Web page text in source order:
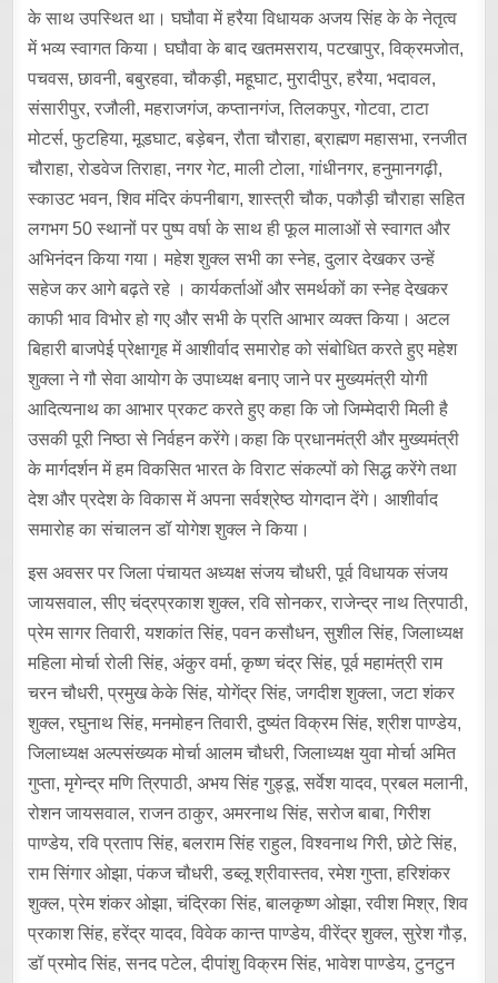
के साथ उपस्थित था। घघौवा में हरैया विधायक अजय सिंह के के नेतृत्व
में भव्य स्वागत किया। घघौवा के बाद खतमसराय, पटखापुर, विक्रमजोत,
पचवस, छावनी, बबुरहवा, चौकड़ी, महूघाट, मुरादीपुर, हरैया, भदावल,
संसारीपुर, रजौली, महराजगंज, कप्तानगंज, तिलकपुर, गोटवा, टाटा
मोटर्स, फुटहिया, मूडघाट, बड़ेबन, रौता चौराहा, ब्राह्मण महासभा, रनजीत
चौराहा, रोडवेज तिराहा, नगर गेट, माली टोला, गांधीनगर, हनुमानगढ़ी,
स्काउट भवन, शिव मंदिर कंपनीबाग, शास्त्री चौक, पकौड़ी चौराहा सहित
लगभग 50 स्थानों पर पुष्प वर्षा के साथ ही फूल मालाओं से स्वागत और
अभिनंदन किया गया। महेश शुक्ल सभी का स्नेह, दुलार देखकर उन्हें
सहेज कर आगे बढ़ते रहे । कार्यकर्ताओं और समर्थकों का स्नेह देखकर
काफी भाव विभोर हो गए और सभी के प्रति आभार व्यक्त किया। अटल
बिहारी बाजपेई प्रेक्षागृह में आशीर्वाद समारोह को संबोधित करते हुए महेश
शुक्ला ने गौ सेवा आयोग के उपाध्यक्ष बनाए जाने पर मुख्यमंत्री योगी
आदित्यनाथ का आभार प्रकट करते हुए कहा कि जो जिम्मेदारी मिली है
उसकी पूरी निष्ठा से निर्वहन करेंगे।कहा कि प्रधानमंत्री और मुख्यमंत्री
के मार्गदर्शन में हम विकसित भारत के विराट संकल्पों को सिद्ध करेंगे तथा
देश और प्रदेश के विकास में अपना सर्वश्रेष्ठ योगदान देंगे। आशीर्वाद
समारोह का संचालन डॉ योगेश शुक्ल ने किया।
इस अवसर पर जिला पंचायत अध्यक्ष संजय चौधरी, पूर्व विधायक संजय
जायसवाल, सीए चंद्रप्रकाश शुक्ल, रवि सोनकर, राजेन्द्र नाथ त्रिपाठी,
प्रेम सागर तिवारी, यशकांत सिंह, पवन कसौधन, सुशील सिंह, जिलाध्यक्ष
महिला मोर्चा रोली सिंह, अंकुर वर्मा, कृष्ण चंद्र सिंह, पूर्व महामंत्री राम
चरन चौधरी, प्रमुख केके सिंह, योगेंद्र सिंह, जगदीश शुक्ला, जटा शंकर
शुक्ल, रघुनाथ सिंह, मनमोहन तिवारी, दुष्यंत विक्रम सिंह, श्रीश पाण्डेय,
जिलाध्यक्ष अल्पसंख्यक मोर्चा आलम चौधरी, जिलाध्यक्ष युवा मोर्चा अमित
गुप्ता, मृगेन्द्र मणि त्रिपाठी, अभय सिंह गुड्डू, सर्वेश यादव, प्रबल मलानी,
रोशन जायसवाल, राजन ठाकुर, अमरनाथ सिंह, सरोज बाबा, गिरीश
पाण्डेय, रवि प्रताप सिंह, बलराम सिंह राहुल, विश्वनाथ गिरी, छोटे सिंह,
राम सिंगार ओझा, पंकज चौधरी, डब्लू श्रीवास्तव, रमेश गुप्ता, हरिशंकर
शुक्ल, प्रेम शंकर ओझा, चंद्रिका सिंह, बालकृष्ण ओझा, रवीश मिश्र, शिव
प्रकाश सिंह, हरेंद्र यादव, विवेक कान्त पाण्डेय, वीरेंद्र शुक्ल, सुरेश गौड़,
डॉ प्रमोद सिंह, सनद पटेल, दीपांशु विक्रम सिंह, भावेश पाण्डेय, टुनटुन